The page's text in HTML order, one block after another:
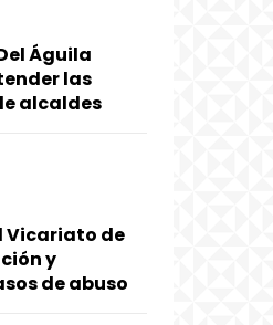
Águila
las
alcaldes
Vicariato de
y
de abuso